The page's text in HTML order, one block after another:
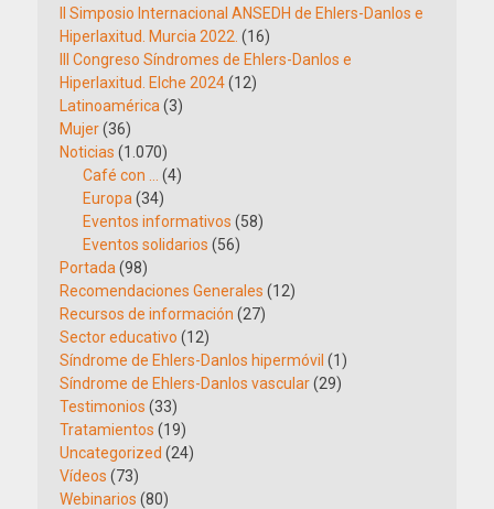
II Simposio Internacional ANSEDH de Ehlers-Danlos e
Hiperlaxitud. Murcia 2022. (16)
III Congreso Síndromes de Ehlers-Danlos e
Hiperlaxitud. Elche 2024(12)
Latinoamérica (3)
Mujer(36)
Noticias (1.070)
Café con …
(4)
Europa (34)
Eventos informativos (58)
Eventos solidarios (56)
Portada (98)
Recomendaciones Generales (12)
Recursos de información (27)
Sector educativo (12)
Síndrome de Ehlers-Danlos hipermóvil (1)
Síndrome de Ehlers-Danlos vascular(29)
Testimonios (33)
Tratamientos (19)
Uncategorized (24)
Vídeos (73)
Webinarios (80)